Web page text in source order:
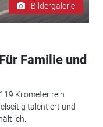
Bildergalerie
Familie und
Kilometer rein
talentiert und